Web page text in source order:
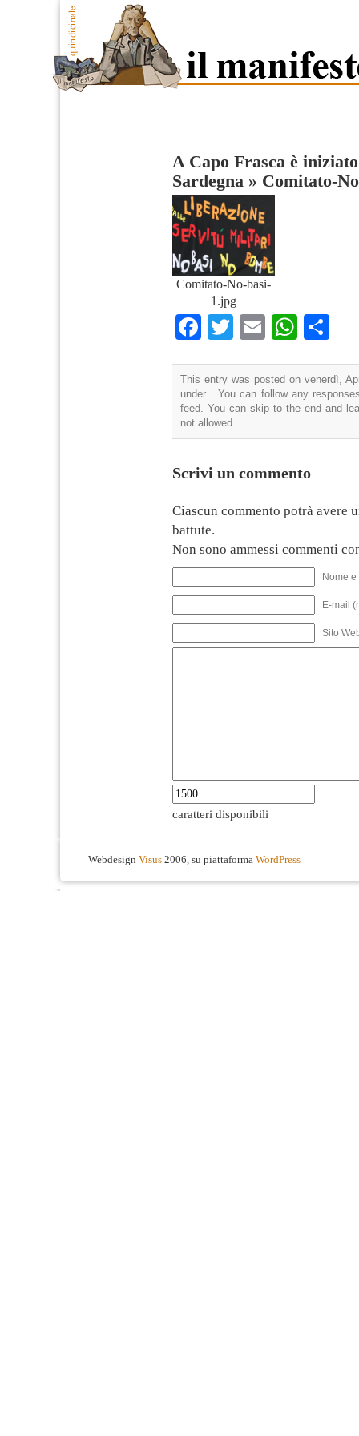
A Capo Frasca è
Sardegna » Comitato-
Comitato-No-basi-
1.jpg
Facebook
Twitter
Email
This entry was posted on venerdì,
under . You can follow any
feed. You can skip to the end and
not allowed.
Scrivi un commento
Ciascun commento potrà avere
battute.
Non sono ammessi commenti
Nome
E-mail
Sito
caratteri disponibili
Webdesign Visus 2006, su piattaforma WordPress